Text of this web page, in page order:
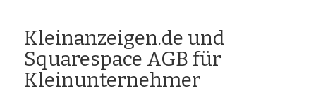
Kleinanzeigen.de und
Squarespace AGB für
Kleinunternehmer